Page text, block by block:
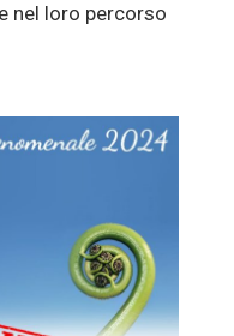
nel loro percorso